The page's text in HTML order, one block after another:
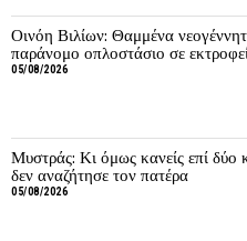
Οινόη Βιλίων: Θαμμένα
παράνομο οπλοστάσιο σε
05/08/2026
Μυστράς: Κι όμως κανείς επί δύο
δεν αναζήτησε τον πατέρα
05/08/2026